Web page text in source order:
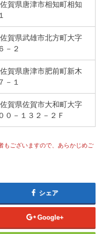
賀県唐津市相知町相知
賀県武雄市北方町大字
－２
賀県唐津市肥前町新木
－１
賀県佐賀市大和町大字
０－１３２－２Ｆ
ございますので、あらかじめご
シェア
Google+